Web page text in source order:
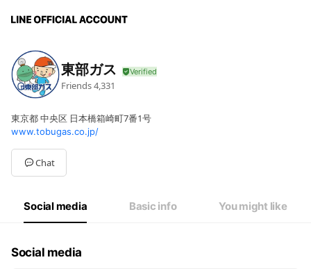
東部ガス
Friends4,331
東京都 中央区 日本橋箱崎町7番1号
www.tobugas.co.jp/
Chat
Social media Basic info You might like
Social media